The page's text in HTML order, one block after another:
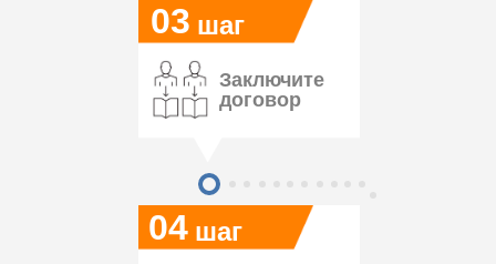
04
03 шаг
шаг
Заключите
договор